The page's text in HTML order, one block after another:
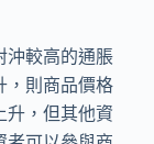
沖較高的通脹
，則商品價格
升，但其他資